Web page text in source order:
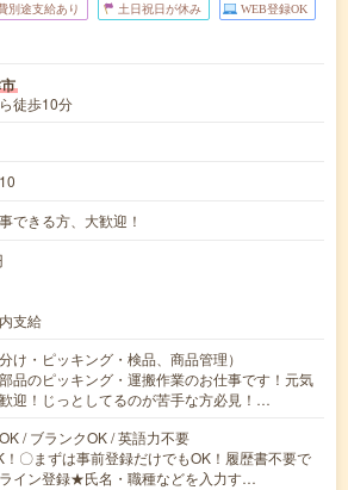
別途支給あり 土日祝日が休み WEB登録OK
徒歩10分
できる方、大歓迎！
支給
け・ピッキング・検品、商品管理）
品のピッキング・運搬作業のお仕事です！元気
迎！じっとしてるのが苦手な方必見！…
/ ブランクOK / 英語力不要
〇まずは事前登録だけでもOK！履歴書不要で
イン登録★氏名・職種などを入力す…